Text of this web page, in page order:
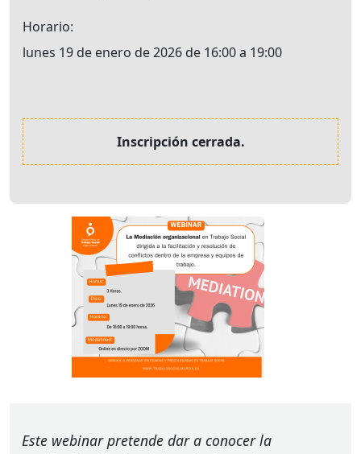
Horario
lunes 19 de enero de 2026 de 16:00 a 19:00
Inscripción cerrada.
Este webinar pretende dar a conocer la